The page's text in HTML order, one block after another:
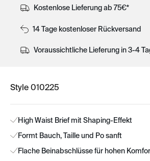
Kostenlose Lieferung ab 75€*
14 Tage kostenloser Rückversand
Voraussichtliche Lieferung in 3-4
Style 010225
High Waist Brief mit Shaping-Effekt
Formt Bauch, Taille und Po sanft
Flache Beinabschlüsse für hohen